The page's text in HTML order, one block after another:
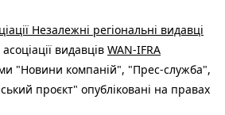
Незалежні регіональні видавці
видавців WAN-IFRA
"Новини компаній", "Прес-служба",
проєкт" опубліковані на правах